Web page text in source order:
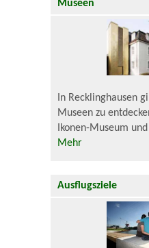
Museen
In Recklinghausen
Museen zu
Ikonen-Museum
Mehr
Ausflugsziele